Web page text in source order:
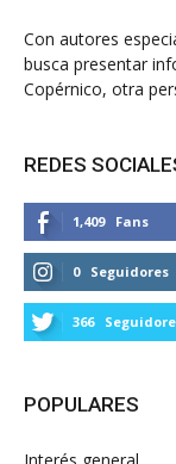
Con autores
busca presentar
Copérnico, otra
REDES
1,409 Fans
0 Seguidores
366
POPULARES